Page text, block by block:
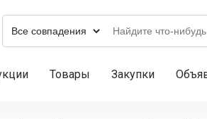
Товары Закупки